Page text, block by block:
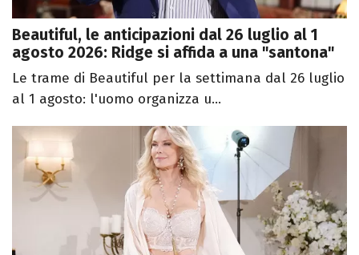
Beautiful, le anticipazioni dal 26 luglio al 1
agosto 2026: Ridge si affida a una "santona"
Le trame di Beautiful per la settimana dal 26 luglio
al 1 agosto: l'uomo organizza u...